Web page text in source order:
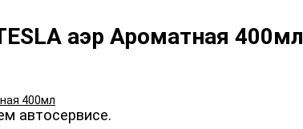
аэр Ароматная 400мл
автосервисе.